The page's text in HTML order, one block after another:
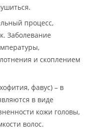
процесс,
Заболевание
и скоплением
фавус) – в
в виде
кожи головы,
волос.